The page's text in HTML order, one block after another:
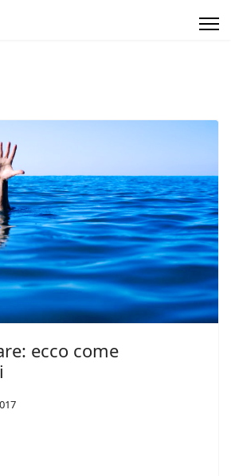
ecco come